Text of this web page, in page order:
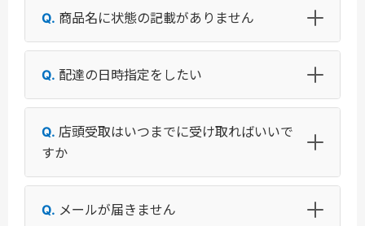
商品名に状態の記載がありません
配達の日時指定をしたい
店頭受取はいつまでに受け取ればいいで
すか
メールが届きません